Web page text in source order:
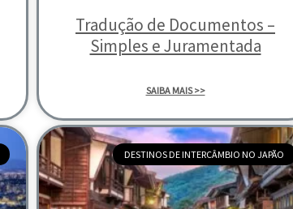
Tradução de Documentos –
Simples e Juramentada
SAIBA MAIS >>
DESTINOS DE INTERCÂMBIO NO JAPÃO